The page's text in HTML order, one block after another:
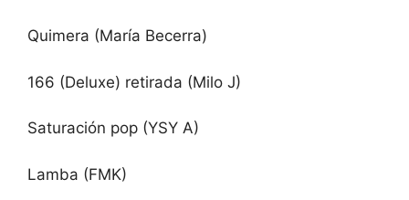
Quimera (María Becerra)
166 (Deluxe) retirada (Milo J)
Saturación pop (YSY A)
Lamba (FMK)